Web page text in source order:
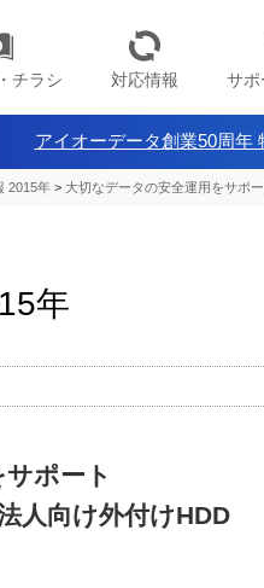
チラシ 対応情報 サ
アイオーデータ創業50周年
2015年 > 大切なデータの安全運用をサポ
年
ポート
人向け外付けHDD